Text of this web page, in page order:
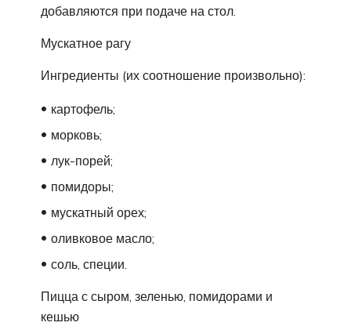
добавляются при подаче на стол.
Мускатное рагу
Ингредиенты (их соотношение произвольно):
картофель;
морковь;
лук-порей;
помидоры;
мускатный орех;
оливковое масло;
соль, специи.
Пицца с сыром, зеленью, помидорами и
кешью